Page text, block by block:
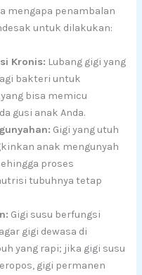
mengapa penambalan
untuk dilakukan:
Kronis: Lubang gigi yang
bakteri untuk
bisa memicu
gusi anak Anda.
Gigi yang utuh
anak mengunyah
proses
tubuhnya tetap
Gigi susu berfungsi
gigi dewasa di
yang rapi; jika gigi susu
gigi permanen